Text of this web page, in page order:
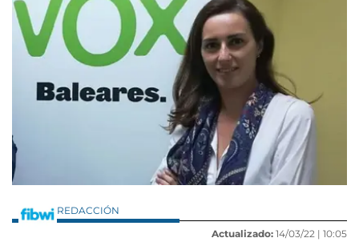
REDACCIÓN
Actualizado: 14/03/22 | 10:05